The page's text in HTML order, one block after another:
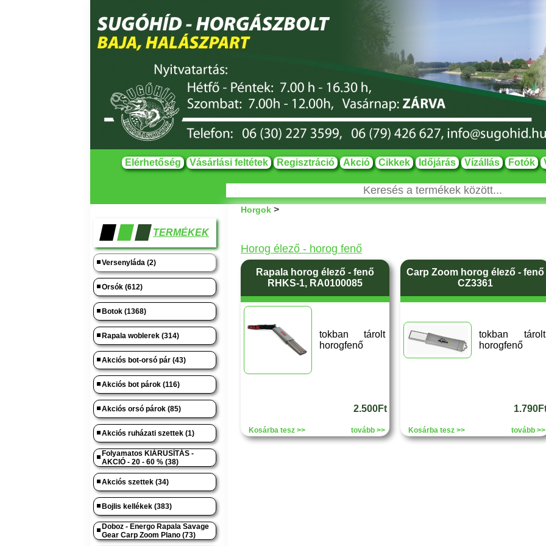
Elérhetőség Vásárlási feltétek Regisztráció Akció Cikkek Időjárás Vízállás Fotók
TERMÉKEK
Versenyláda (2)
Orsók (612)
Botok (1368)
Rapala woblerek (314)
Akciós bot-orsó pár (43)
Akciós bot párok (116)
Akciós orsó párok (85)
Akciós ruházati szettek (1)
Folyamatos KIÁRUSÍTÁS -
AKCIÓ - 20 - 60 % (38)
Akciós szettek (34)
Bojlis kellékek (383)
Doboz - Energo Rapala Savage
Gear Carp Zoom Plano (73)
Horgok >
Horog élező - horog fenő
Rapala horog élező - fenő
RHKS-1, RA0100085
tokban tárolt
horogfenő
2.500Ft
Kosárba tesz >> tovább >>
Carp Zoom horog élező - fenő
CZ3361
tokban tárolt
horogfenő
Kosárba tesz >> tovább >>